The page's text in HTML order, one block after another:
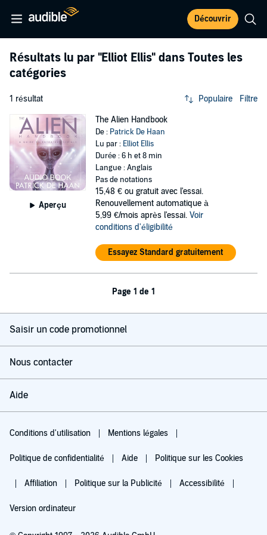
Découvrir
Résultats lu par "Elliot Ellis" dans Toutes les
catégories
1 résultat Populaire Filtre
Aperçu
The Alien Handbook
De : Patrick De Haan
Lu par : Elliot Ellis
Durée : 6 h et 8 min
Langue : Anglais
Pas de notations
15,48 € ou gratuit avec l'essai.
Renouvellement automatique à
5,99 €/mois après l'essai. Voir
conditions d'éligibilité
Essayez Standard gratuitement
Page 1 de 1
Saisir un code promotionnel
Nous contacter
Aide
Conditions d'utilisation Mentions légales
Politique de confidentialité Aide Politique sur les Cookies
Affiliation Politique sur la Publicité Accessibilité
Version ordinateur